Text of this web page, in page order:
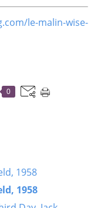
le-malin-wise-
0
1958